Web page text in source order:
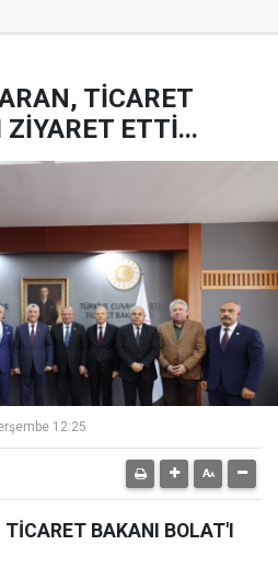
TİCARET
ETTİ...
12:25
BAKANI BOLAT'I